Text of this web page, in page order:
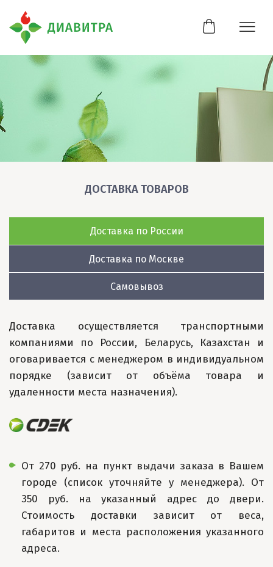
ДОСТАВКА ТОВАРОВ
Доставка по России
Доставка по Москве
Самовывоз
Доставка осуществляется транспортными
компаниями по России, Беларусь, Казахстан и
оговаривается с менеджером в индивидуальном
порядке (зависит от объёма товара и
удаленности места назначения).
От 270 руб. на пункт выдачи заказа в Вашем
городе (список уточняйте у менеджера). От
350 руб. на указанный адрес до двери.
Стоимость доставки зависит от веса,
габаритов и места расположения указанного
адреса.